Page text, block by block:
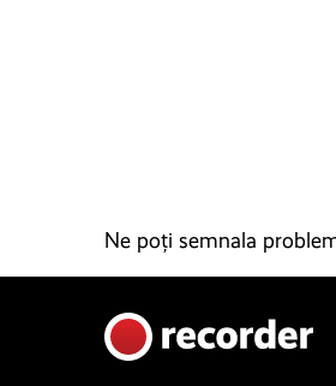
Ne poți semnala